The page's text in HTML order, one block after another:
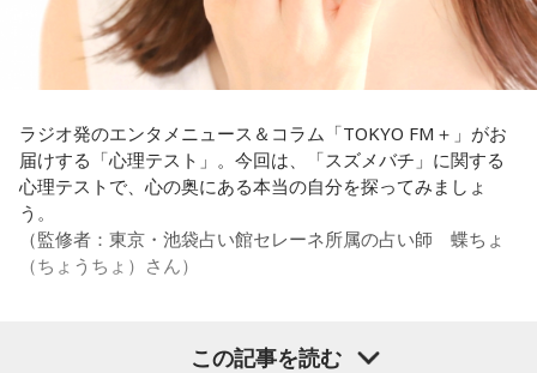
【解答】
1．鳩のぬいぐるみ……本性は「愛情深い天使」
鳩のぬいぐるみは「愛情」を暗示しています。あなたは追い
詰められても、自分より大切な誰かを思い浮かべる、利他的
なタイプ。窮地でこそ人にやさしくできる、あたたかい心の
持ち主です。ただ、自分を後回しにしすぎないよう気をつけ
てください。
2．身分証……本性は「したたかな悪魔」
身分証は「あなた自身の存在」を暗示しています。あなたは
窮地に立たされると、何よりまず自分を守り抜く、利己的な
の武器にもなるでしょう。
ラジオ発のエンタメニュース＆コラム「TOKYO FM＋」がお
届けする「心理テスト」。今回は、「スズメバチ」に関する
心理テストで、心の奥にある本当の自分を探ってみましょ
う。
（監修者：東京・池袋占い館セレーネ所属の占い師 蝶ちょ
（ちょうちょ）さん）
この記事を読む